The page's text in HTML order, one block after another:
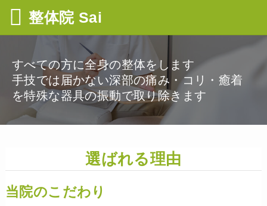
整体院 Sai
すべての方に全身の整体をします
手技では届かない深部の痛み・コリ・癒着
を特殊な器具の振動で取り除きます
選ばれる理由
当院のこだわり